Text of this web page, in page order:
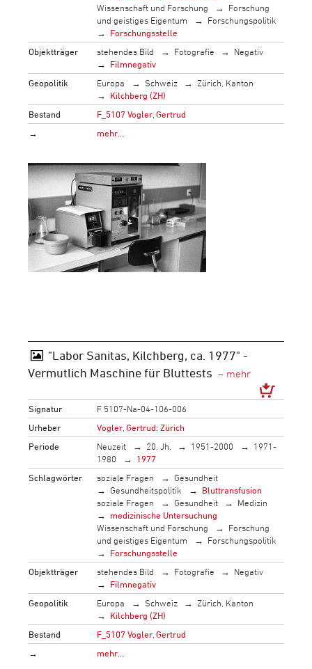
Wissenschaft und Forschung
Forschung
und geistiges Eigentum
Forschungspolitik
Forschungsstelle
Objektträger
stehendes Bild Fotografie
Negativ
Filmnegativ
Geopolitik
Europa Schweiz
Zürich, Kanton
Kilchberg (ZH)
Bestand
F_5107 Vogler, Gertrud
→
mehr…
"Labor Sanitas, Kilchberg, ca. 1977" -
Vermutlich Maschine für Bluttests
Signatur
F 5107-Na-04-106-006
Urheber
Vogler, Gertrud: Zürich
Periode
Neuzeit 20. Jh. 1951-2000
1971-
1980
1977
Schlagwörter
soziale Fragen
Gesundheit
Gesundheitspolitik
Bluttransfusion
soziale Fragen
Gesundheit
Medizin
medizinische Untersuchung
Wissenschaft und Forschung
Forschung
und geistiges Eigentum
Forschungspolitik
Forschungsstelle
Objektträger
stehendes Bild Fotografie
Negativ
Filmnegativ
Geopolitik
Europa Schweiz
Zürich, Kanton
Kilchberg (ZH)
Bestand
F_5107 Vogler, Gertrud
→
mehr…